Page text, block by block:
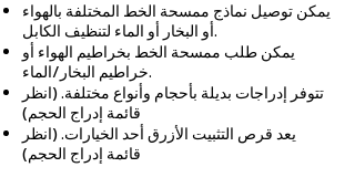
يمكن توصيل نماذج ممسحة الخط المختلفة بالهواء
أو البخار أو الماء لتنظيف الكابل.
يمكن طلب ممسحة الخط بخراطيم الهواء أو
خراطيم البخار/الماء.
تتوفر إدراجات بديلة بأحجام وأنواع مختلفة. (انظر
قائمة إدراج الحجم)
يعد قرص التثبيت الأزرق أحد الخيارات. (انظر
قائمة إدراج الحجم)